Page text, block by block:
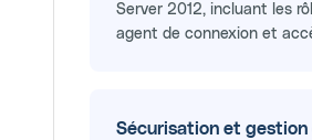
Server 2012, incluant les
agent de connexion et
Sécurisation et gestion